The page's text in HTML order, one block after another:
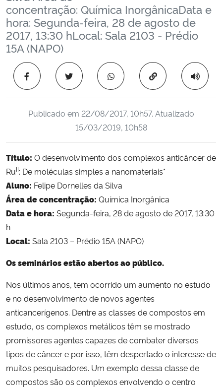
Ministério da Saúde
Ministério de Minas e Energia
Ministério da Ciência, Tecnologia, Inovações e Comunicações
Ministério do Desenvolvimento Regional
Ministério da Mulher, da Família e dos Direitos Humanos
Secretaria-Geral
Secretaria de Governo
Gabinete de Segurança Institucional
Advocacia-Geral da União
Banco Central do Brasil
Planalto
concentração: Química InorgânicaData e
hora: Segunda-feira, 28 de agosto de
2017, 13:30 hLocal: Sala 2103 - Prédio
15A (NAPO)
Copiar para área
Publicado em 22/08/2017, 10h57. Atualizado
15/03/2019, 10h58
Título: O desenvolvimento dos complexos anticâncer de
RuII: De moléculas simples a nanomateriais*
Aluno: Felipe Dornelles da Silva
Área de concentração: Química Inorgânica
Data e hora: Segunda-feira, 28 de agosto de 2017, 13:30
h
Local: Sala 2103 – Prédio 15A (NAPO)
Os seminários estão abertos ao público.
Nos últimos anos, tem ocorrido um aumento no estudo
e no desenvolvimento de novos agentes
anticancerígenos. Dentre as classes de compostos em
estudo, os complexos metálicos têm se mostrado
promissores agentes capazes de combater diversos
tipos de câncer e por isso, têm despertado o interesse de
muitos pesquisadores. Um exemplo dessa classe de
compostos são os complexos envolvendo o centro